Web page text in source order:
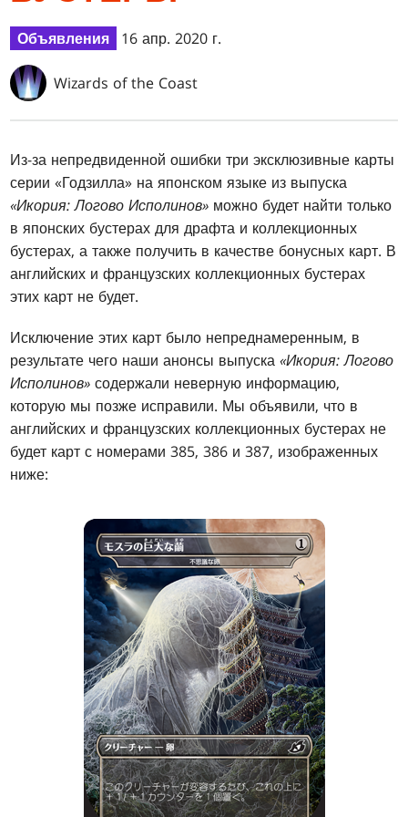
Объявления 16 апр. 2020 г.
Wizards of the Coast
Из-за непредвиденной ошибки три эксклюзивные карты
серии «Годзилла» на японском языке из выпуска
«Икория: Логово Исполинов» можно будет найти только
в японских бустерах для драфта и коллекционных
бустерах, а также получить в качестве бонусных карт. В
английских и французских коллекционных бустерах
этих карт не будет.
Исключение этих карт было непреднамеренным, в
результате чего наши анонсы выпуска«Икория: Логово
Исполинов» содержали неверную информацию,
которую мы позже исправили. Мы объявили, что в
английских и французских коллекционных бустерах не
будет карт с номерами 385, 386 и 387, изображенных
ниже: